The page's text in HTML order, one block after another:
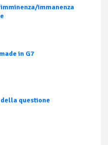
immanenza
in G7
questione